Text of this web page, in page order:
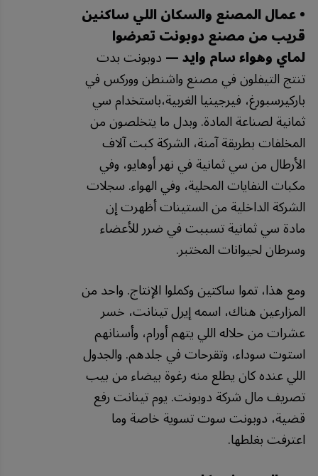
• عمال المصنع والسكان اللي ساكنين
قريب من مصنع دوبونت تعرضوا
لماي وهواء سام وايد —دوبونت بدت
تنتج التيفلون في مصنع واشنطن ووركس في
باركيرسبورغ، فيرجينيا الغربية،باستخدام سي
ثمانية لصناعة المادة. وبدل ما يتخلصون من
المخلفات بطريقة آمنة، الشركة كبت آلاف
الأرطال من سي ثمانية في نهر أوهايو، وفي
مكبات النفايات المحلية، وفي الهواء. سجلات
الشركة الداخلية من الستينات أظهرت إن
مادة سي ثمانية تسببت في ضرر للأعضاء
وسرطان لحيوانات المختبر.
ومع هذا، تموا ساكتين وكملوا الإنتاج. واحد من
المزارعين هناك، اسمه إيرل تينانت، خسر
عشرات من حلاله اللي يتهم أورام، وأسنانهم
استوت سوداء، وتقرحات في جلدهم. والجدول
اللي عنده كان يطلع منه رغوة بيضاء من بيب
تصريف مال شركة دوبونت. يوم تينانت رفع
قضية، دوبونت سوت تسوية خاصة وما
اعترفت بغلطها.